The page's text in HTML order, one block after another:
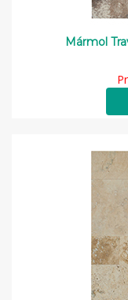
Mármol